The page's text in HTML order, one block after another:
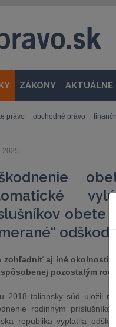
ZÁKONY AKTUÁLNE
právo obchodné právo
obete
zohľadniť aj iné okolnosti
pozostalým
2018 taliansky súd uložil
rodinným
republika vyplatila